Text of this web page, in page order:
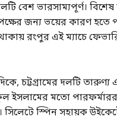
বেশ ভারসাম্যপূর্ণ।
জন্য ভয়ের কারণ হতে
রংপুর এই ম্যাচে
চট্টগ্রামের দলটি তারুণ্য
ইসলামের মতো
সিলেটে স্পিন সহায়ক